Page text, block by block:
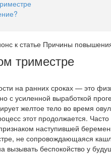
триместре
на ранних сроках — это
с усиленной выработкой
желтое тело во время
этот продолжается.
наступившей
не сопровождающаяся
вызывать беспокойство у